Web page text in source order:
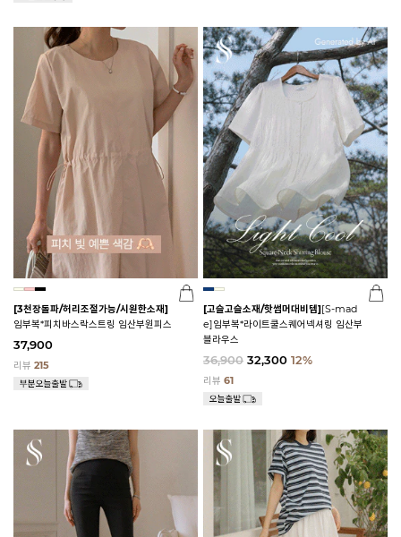
[3천장돌파/허리조절가능/시원한소재]
임부복*피치바스락스트링 임산부원피스
37,900
리뷰 215
[고슬고슬소재/핫썸머대비템][S-mad
e]임부복*라이트쿨스퀘어넥셔링 임산부
블라우스
36,900 32,300 12%
리뷰 61